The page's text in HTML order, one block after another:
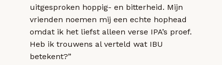
uitgesproken hoppig- en bitterheid. Mijn
vrienden noemen mij een echte hophead
omdat ik het liefst alleen verse IPA’s proef.
Heb ik trouwens al verteld wat IBU
betekent?”